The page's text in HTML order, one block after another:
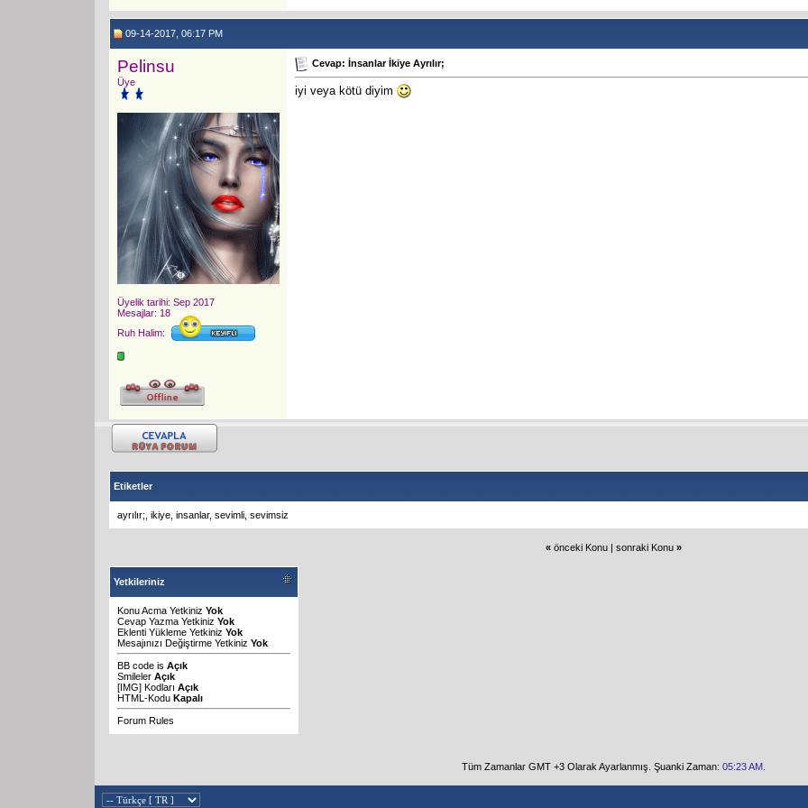
09-14-2017, 06:17 PM
Pelinsu
Üye
Üyelik tarihi: Sep 2017
Mesajlar: 18
Ruh Halim:
Cevap: İnsanlar İkiye Ayrılır;
iyi veya kötü diyim
Etiketler
ayrılır; ikiye insanlar, sevimli sevimsiz
« önceki Konu| sonraki Konu »
Yetkileriniz
Konu Acma Yetkiniz Yok
Cevap Yazma Yetkiniz Yok
Eklenti Yükleme Yetkiniz Yok
Mesajınızı Değiştirme Yetkiniz Yok
BB code is Açık
Smileler Açık
[IMG] Kodları Açık
HTML-Kodu Kapalı
Forum Rules
Tüm Zamanlar GMT +3 Olarak Ayarlanmış. Şuanki Zaman: 05:23 AM.